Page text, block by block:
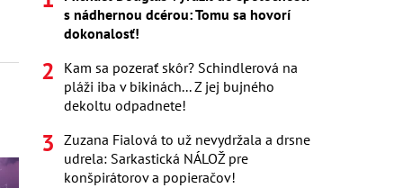
s nádhernou dcérou: Tomu sa hovorí
dokonalosť!
Kam sa pozerať skôr? Schindlerová na
pláži iba v bikinách... Z jej bujného
dekoltu odpadnete!
Zuzana Fialová to už nevydržala a drsne
udrela: Sarkastická NÁLOŽ pre
konšpirátorov a popieračov!